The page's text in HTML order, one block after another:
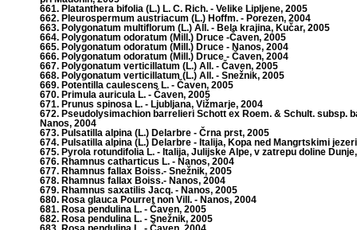
661. Platanthera bifolia (L.) L. C. Rich. - Velike Lipljene, 2005
662. Pleurospermum austriacum (L.) Hoffm. - Porezen, 2004
663. Polygonatum multiflorum (L.) All. - Bela krajina, Kučar, 2005
664. Polygonatum odoratum (Mill.) Druce -Čaven, 2005
665. Polygonatum odoratum (Mill.) Druce - Nanos, 2004
666. Polygonatum odoratum (Mill.) Druce - Čaven, 2004
667. Polygonatum verticillatum (L.) All. - Čaven, 2005
668. Polygonatum verticillatum (L.) All. - Snežnik, 2005
669. Potentilla caulescens L. - Čaven, 2005
670. Primula auricula L. - Čaven, 2005
671. Prunus spinosa L. - Ljubljana, Vižmarje, 2004
672. Pseudolysimachion barrelieri Schott ex Roem. & Schult. subsp.
Nanos, 2004
673. Pulsatilla alpina (L.) Delarbre - Črna prst, 2005
674. Pulsatilla alpina (L.) Delarbre - Italija, Kopa ned Mangrtskimi
675. Pyrola rotundifolia L. - Italija, Julijske Alpe, v zatrepu doline
676. Rhamnus catharticus L. - Nanos, 2004
677. Rhamnus fallax Boiss.- Snežnik, 2005
678. Rhamnus fallax Boiss.- Nanos, 2004
679. Rhamnus saxatilis Jacq. - Nanos, 2005
680. Rosa glauca Pourret non Vill. - Nanos, 2004
681. Rosa pendulina L. - Čaven, 2005
682. Rosa pendulina L. - Snežnik, 2005